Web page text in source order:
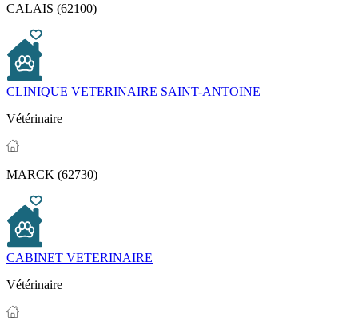
CALAIS (62100)
CLINIQUE VETERINAIRE SAINT-ANTOINE
Vétérinaire
MARCK (62730)
CABINET VETERINAIRE
Vétérinaire